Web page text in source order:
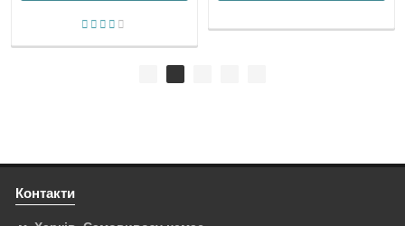
Контакти